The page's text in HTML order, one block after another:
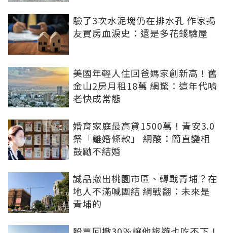
驗了3次水泥塊仍在排水孔 作家揭
友買房血淚史：還是多花錢驗屋
美國年輕人住回爸媽家創新高！舊
金山2房月租18萬 網驚：這年代啃
老快成常態
婚育家庭最高貸1500萬！青安3.0
祭「離婚條款」 網酸：簡直變相
鼓勵不結婚
誠品撤出桃園市區、轉戰青埔？在
地人不滿喊團結 網戰翻：未來是
青埔的